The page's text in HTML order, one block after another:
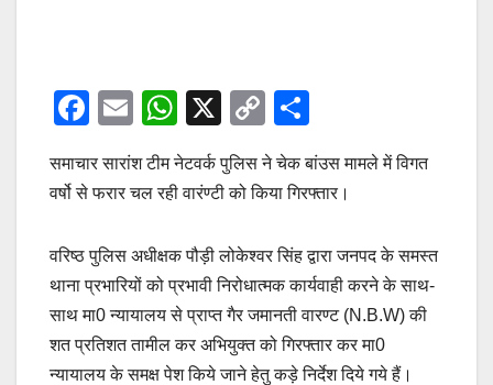
F
c
b
o
o
k
E
ail
W
h
at
A
p
p
X
C
o
p
Li
n
k
ar
समाचार सारांश टीम नेटवर्क पुलिस ने चेक बांउस मामले में विगत
वर्षो से फरार चल रही वारंण्टी को किया गिरफ्तार।
वरिष्ठ पुलिस अधीक्षक पौड़ी लोकेश्वर सिंह द्वारा जनपद के समस्त
थाना प्रभारियों को प्रभावी निरोधात्मक कार्यवाही करने के साथ-
साथ मा0 न्यायालय से प्राप्त गैर जमानती वारण्ट (N.B.W) की
शत प्रतिशत तामील कर अभियुक्त को गिरफ्तार कर मा0
न्यायालय के समक्ष पेश किये जाने हेतु कड़े निर्देश दिये गये हैं।